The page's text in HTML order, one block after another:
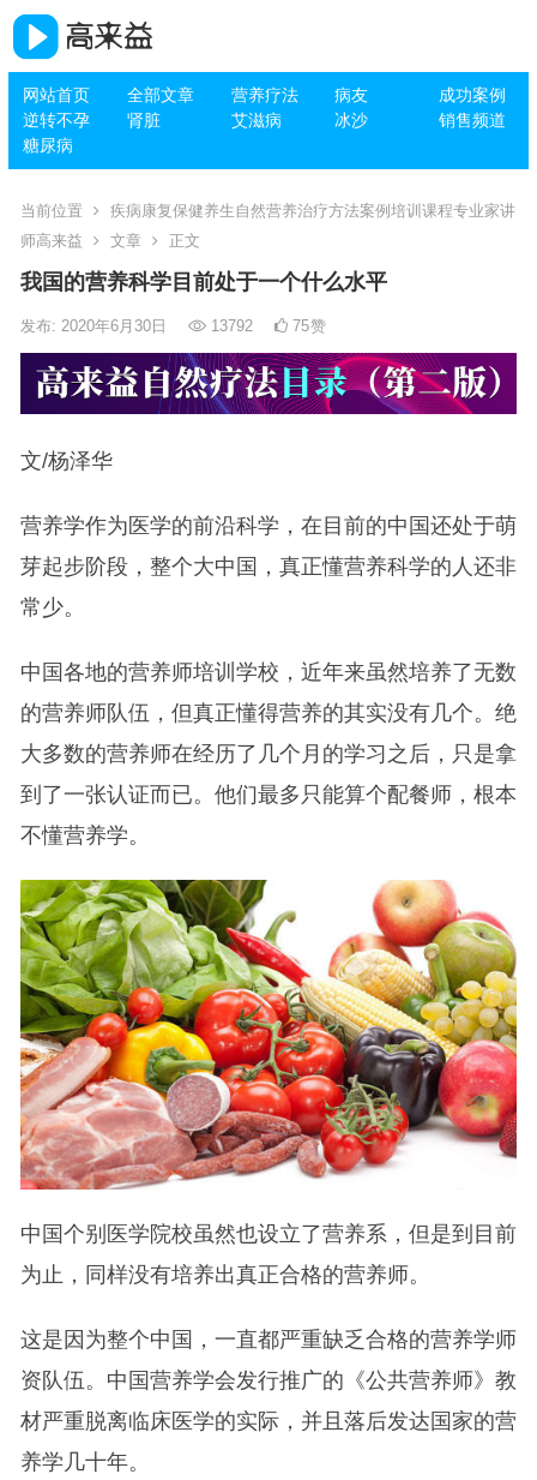
网站首页 全部文章 营养疗法 病友
成功案例
逆转不孕
肾脏 艾滋病 冰沙
销售频道
糖尿病
当前位置
疾病康复保健养生自然营养治疗方法案例培训课程专业家讲
师高来益
文章 正文
我国的营养科学目前处于一个什么水平
发布: 2020年6月30日 13792 75赞
文/杨泽华
营养学作为医学的前沿科学，在目前的中国还处于萌
芽起步阶段，整个大中国，真正懂营养科学的人还非
常少。
中国各地的营养师培训学校，近年来虽然培养了无数
的营养师队伍，但真正懂得营养的其实没有几个。绝
大多数的营养师在经历了几个月的学习之后，只是拿
到了一张认证而已。他们最多只能算个配餐师，根本
不懂营养学。
中国个别医学院校虽然也设立了营养系，但是到目前
为止，同样没有培养出真正合格的营养师。
这是因为整个中国，一直都严重缺乏合格的营养学师
资队伍。中国营养学会发行推广的《公共营养师》教
材严重脱离临床医学的实际，并且落后发达国家的营
养学几十年。